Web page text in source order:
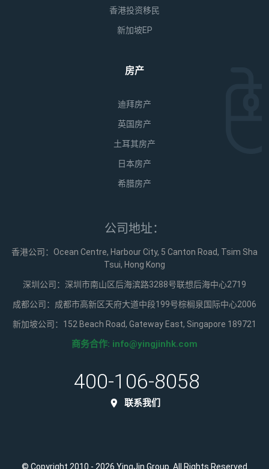
香港投资移民
新加坡EP
房产
迪拜房产
英国房产
土耳其房产
日本房产
希腊房产
公司地址：
香港公司：Ocean Centre, Harbour City, 5 Canton Road, Tsim Sha
Tsui, Hong Kong
深圳公司：深圳市南山区后海滨路3288号联想后海中心2719
成都公司：成都市高新区天府大道中段199号棕榈泉国际中心2006
新加坡公司：152 Beach Road, Gateway East, Singapore 189721
商务合作: info@yingjinhk.com
400-106-8058
联系我们
© Copyright 2010 - 2026 YingJin Group. All Rights Reserved